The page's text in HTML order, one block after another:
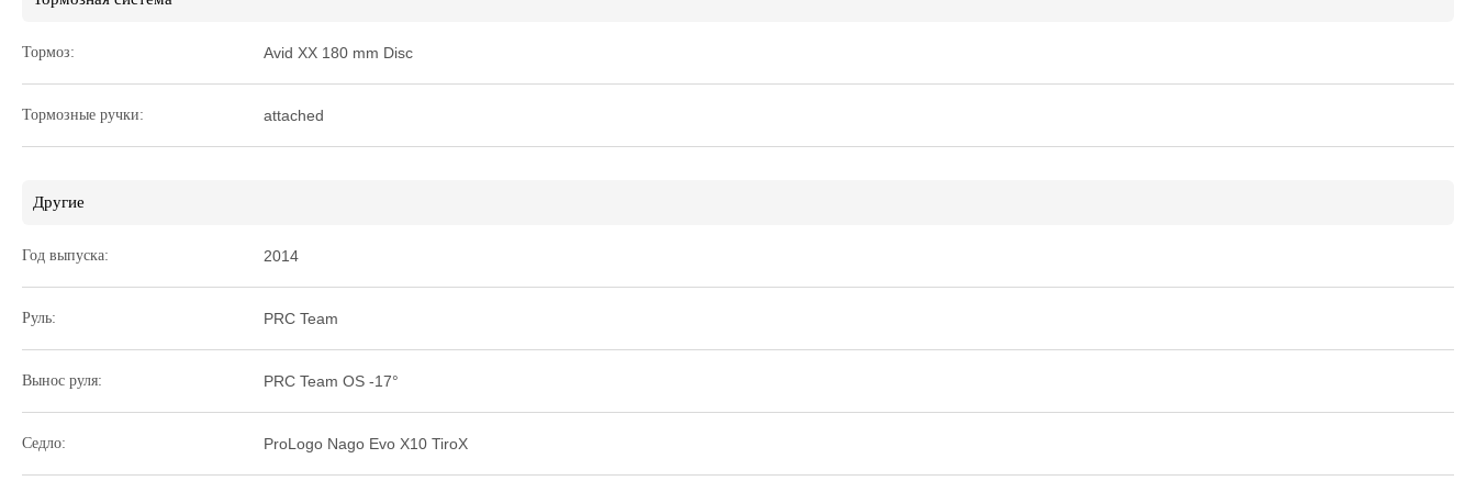
Тормоз: Avid XX 180 mm Disc
Тормозные ручки: attached
Другие
Год выпуска: 2014
Руль: PRC Team
Вынос руля: PRC Team OS -17°
Седло: ProLogo Nago Evo X10 TiroX